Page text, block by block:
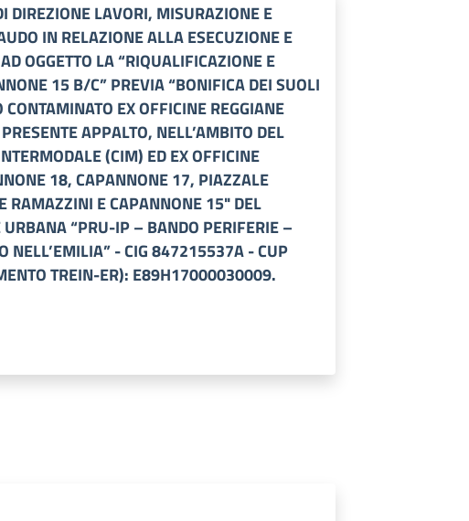
DIREZIONE LAVORI, MISURAZIONE E
IN RELAZIONE ALLA ESECUZIONE E
OGGETTO LA “RIQUALIFICAZIONE E
15 B/C” PREVIA “BONIFICA DEI SUOLI
EX OFFICINE REGGIANE
APPALTO, NELL’AMBITO DEL
(CIM) ED EX OFFICINE
18, CAPANNONE 17, PIAZZALE
RAMAZZINI E CAPANNONE 15" DEL
“PRU-IP – BANDO PERIFERIE –
NELL’EMILIA” - CIG 847215537A - CUP
TREIN-ER): E89H17000030009.